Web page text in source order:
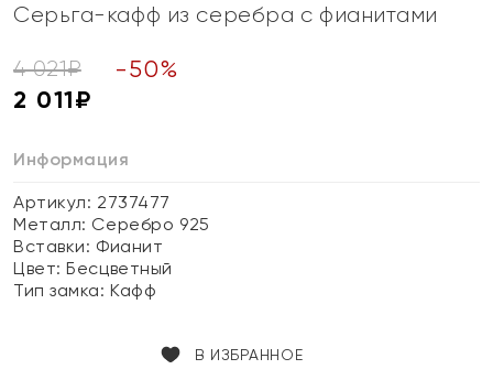
Серьга-кафф из серебра с фианитами
4 021₽ -50%
2 011₽
Информация
Артикул: 2737477
Металл: Серебро 925
Вставки: Фианит
Цвет:Бесцветный
Тип замка:Кафф
В ИЗБРАННОЕ